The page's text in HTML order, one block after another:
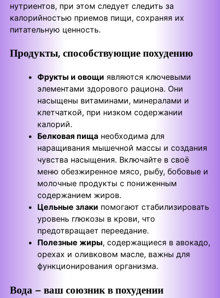
нутриентов, при этом следует следить за
калорийностью приемов пищи, сохраняя их
питательную ценность.
Продукты, способствующие похудению
Фрукты и овощи являются ключевыми
элементами здорового рациона. Они
насыщены витаминами, минералами и
клетчаткой, при низком содержании
калорий.
Белковая пища необходима для
наращивания мышечной массы и создания
чувства насыщения. Включайте в своё
меню обезжиренное мясо, рыбу, бобовые и
молочные продукты с пониженным
содержанием жиров.
Цельные злаки помогают стабилизировать
уровень глюкозы в крови, что
предотвращает переедание.
Полезные жиры, содержащиеся в авокадо,
орехах и оливковом масле, важны для
функционирования организма.
Вода – ваш союзник в похудении